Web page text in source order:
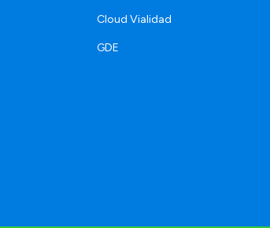
Cloud Vialidad
GDE